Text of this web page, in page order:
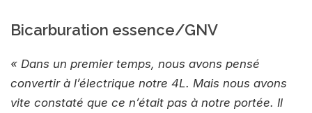
Bicarburation essence/GNV
« Dans un premier temps, nous avons pensé
convertir à l’électrique notre 4L. Mais nous avons
vite constaté que ce n’était pas à notre portée. Il